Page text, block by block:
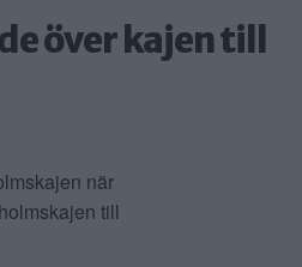
över kajen till
när
till